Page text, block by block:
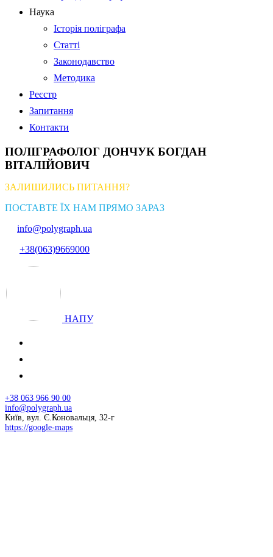
Наука
Історія поліграфа
Статті
Законодавство
Методика
Реєстр
Запитання
Контакти
ПОЛІГРАФОЛОГ ДОНЧУК БОГДАН
ВІТАЛІЙОВИЧ
ЗАЛИШИЛИСЬ ПИТАННЯ?
ПОСТАВТЕ ЇХ НАМ ПРЯМО ЗАРАЗ
info@polygraph.ua
+38(063)9669000
НАПУ
+38 063 966 90 00
info@polygraph.ua
Київ, вул. Є.Коновальця, 32-г
https://google-maps